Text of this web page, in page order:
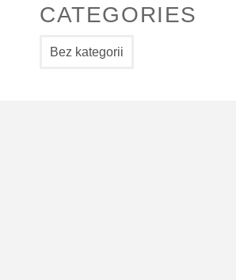
CATEGORIES
Bez kategorii